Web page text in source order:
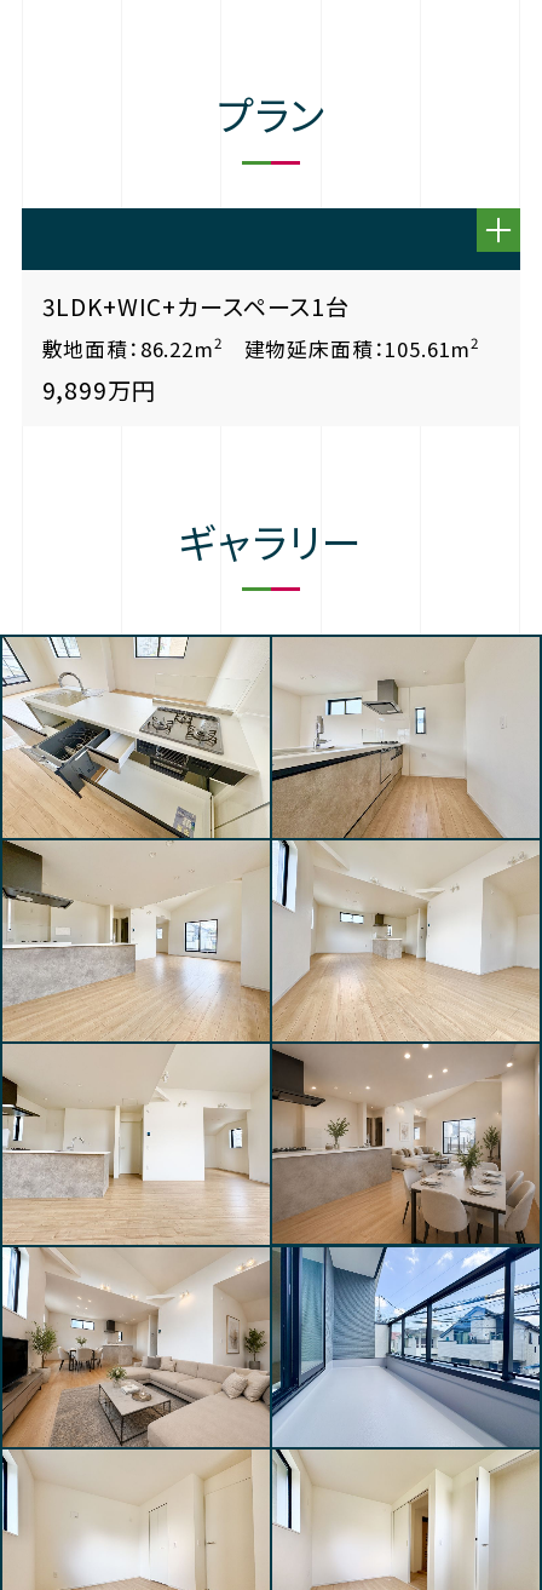
プラン
3LDK+WIC+カースペース1台
敷地面積：86.22m2 建物延床面積：105.61m2
9,899万円
ギャラリー